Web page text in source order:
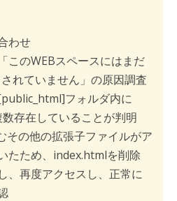
わせ
このWEBスペースにはまだ
れていません」の原因調査
フォルダ内に
存在していることが判明
その他の拡張子ファイルがア
たため、index.htmlを削除
、再度アクセスし、正常に